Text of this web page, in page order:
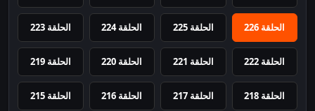
الحلقة 226 الحلقة 225 الحلقة 224 الحلقة 223
الحلقة 222 الحلقة 221 الحلقة 220 الحلقة 219
الحلقة 218 الحلقة 217 الحلقة 216 الحلقة 215